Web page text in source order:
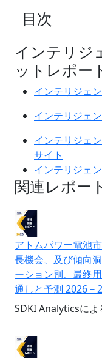
目次
インテリジ
ットレポー
インテリジェ
インテリジェ
インテリジェ
サイト
インテリジェ
関連レポー
アトムパワー電池
長機会、及び傾向
ーション別、最終
通しと予測 2026－
SDKI Analyticsによ